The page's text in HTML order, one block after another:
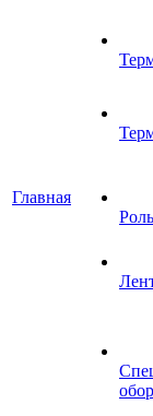
Главная